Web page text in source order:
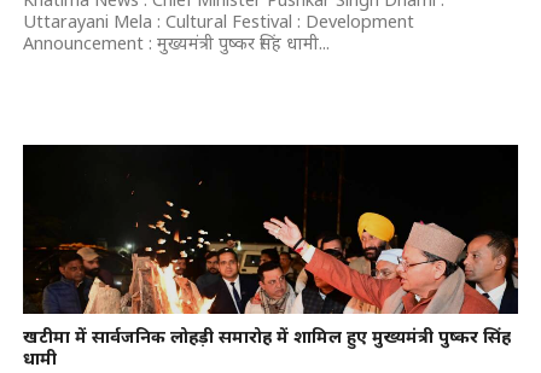
Uttarayani Mela : Cultural Festival : Development
Announcement : मुख्यमंत्री पुष्कर सिंह धामी...
खटीमा में सार्वजनिक लोहड़ी समारोह में शामिल हुए मुख्यमंत्री पुष्कर सिंह
धामी